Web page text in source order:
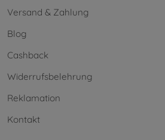
Versand & Zahlung
Blog
Cashback
Widerrufsbelehrung
Reklamation
Kontakt